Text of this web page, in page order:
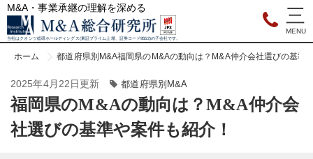
M&A・事業承継の理解を深める
当社はクオンツ総研ホールディングス(東証プライム上場、証券コード9552)の子会社です。
ホーム 都道府県別M&A福岡県のM&Aの動向は？M&A仲介会社選びの基準
2025年4月22日更新 都道府県別M&A
福岡県のM&Aの動向は？M&A仲介会
社選びの基準や案件も紹介！